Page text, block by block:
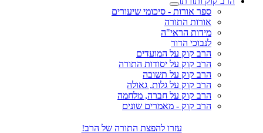
ספר אורות - סיכומי שיעורים
אורות התורה
מידות הראי"ה
לנבוכי הדור
הרב קוק על המועדים
הרב קוק על יסודות התורה
הרב קוק על תשובה
הרב קוק על גלות, גאולה
הרב קוק על חברה, מלחמה
הרב קוק - מאמרים שונים
עזרו להפצת התורה של הרב!